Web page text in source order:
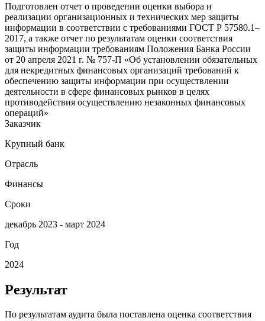
Подготовлен отчет о проведении оценки выбора и
реализации организационных и технических мер защиты
информации в соответствии с требованиями ГОСТ Р 57580.1–
2017, а также отчет по результатам оценки соответствия
защиты информации требованиям Положения Банка России
от 20 апреля 2021 г. № 757-П «Об установлении обязательных
для некредитных финансовых организаций требований к
обеспечению защиты информации при осуществлении
деятельности в сфере финансовых рынков в целях
противодействия осуществлению незаконных финансовых
операций»
Заказчик
Крупный банк
Отрасль
Финансы
Сроки
декабрь 2023 - март 2024
Год
2024
Результат
По результатам аудита была поставлена оценка соответствия